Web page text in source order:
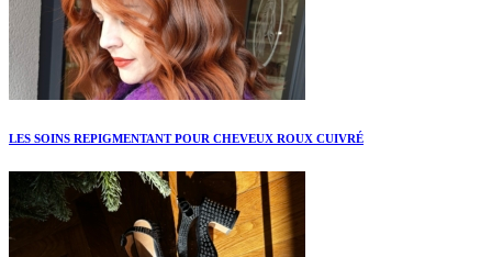
LES SOINS REPIGMENTANT POUR CHEVEUX ROUX CUIVRÉ